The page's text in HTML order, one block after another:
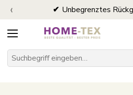
Unbegrenztes
‹